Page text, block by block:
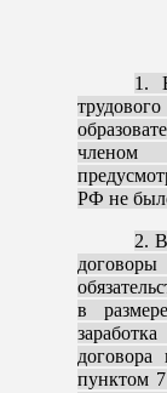
1.
членом
РФ не
2.
в
пунктом 7